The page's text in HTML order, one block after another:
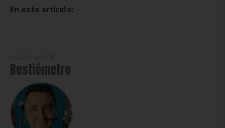
En este artículo:
Bestiómetro